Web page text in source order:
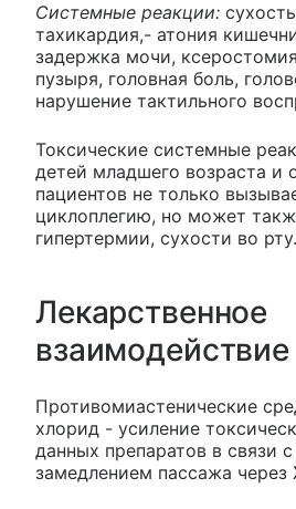
Системные реакции:
тахикардия,- атония
задержка мочи,
пузыря, головная боль,
нарушение тактильного
Токсические системные
детей младшего возраста и
пациентов не только
циклоплегию, но может
гипертермии, сухости во рту.
Лекарственное
взаимодействие
Противомиастенические
хлорид - усиление
данных препаратов в связи
замедлением пассажа через